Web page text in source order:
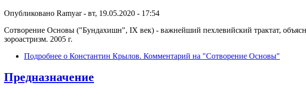
Опубликовано Ramyar- вт, 19.05.2020 - 17:54
Сотворение Основы ("Бундахишн", IX век) - важнейший пехлевийский трактат,
зороастризм. 2005 г.
Подробнее о Константин Крылов. Комментарий на "Сотворение Основы"
Предназначение